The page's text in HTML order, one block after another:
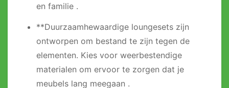
en familie .
**Duurzaamhewaardige loungesets zijn
ontworpen om bestand te zijn tegen de
elementen. Kies voor weerbestendige
materialen om ervoor te zorgen dat je
meubels lang meegaan .